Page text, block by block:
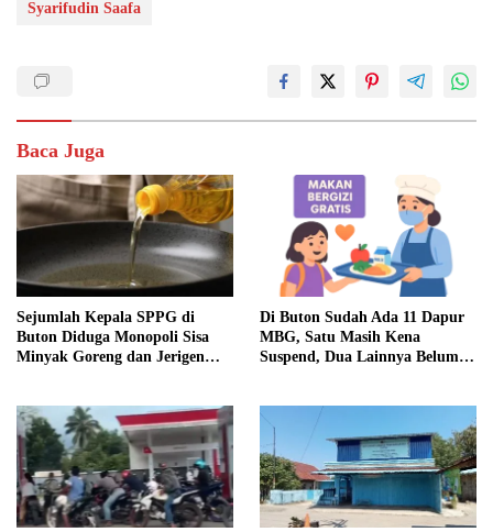
Syarifudin Saafa
Baca Juga
Sejumlah Kepala SPPG di
Buton Diduga Monopoli Sisa
Minyak Goreng dan Jerigen
Di Buton Sudah Ada 11 Dapur
MBG, Satu Masih Kena
Suspend, Dua Lainnya Belum